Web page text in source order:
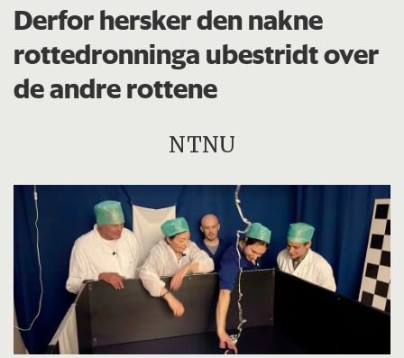
Derfor hersker den nakne
rottedronninga ubestridt over
de andre rottene
NTNU